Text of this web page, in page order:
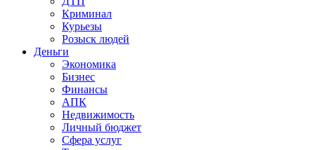
Криминал
Курьезы
Розыск людей
Деньги
Экономика
Бизнес
Финансы
АПК
Недвижимость
Личный бюджет
Сфера услуг